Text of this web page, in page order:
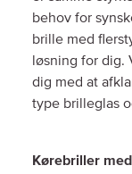
behov for
brille med
løsning for dig.
dig med at
type brilleglas
Kørebriller